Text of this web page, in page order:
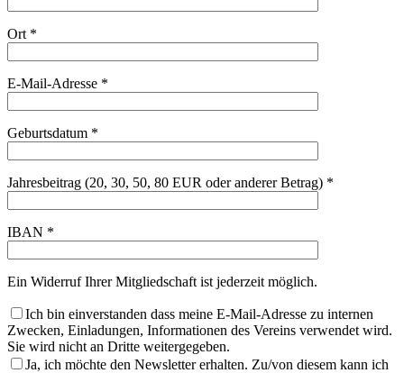
Ort *
E-Mail-Adresse *
Geburtsdatum *
Jahresbeitrag (20, 30, 50, 80 EUR oder anderer Betrag) *
IBAN *
Ein Widerruf Ihrer Mitgliedschaft ist jederzeit möglich.
Ich bin einverstanden dass meine E-Mail-Adresse zu internen
Zwecken, Einladungen, Informationen des Vereins verwendet wird.
Sie wird nicht an Dritte weitergegeben.
Ja, ich möchte den Newsletter erhalten. Zu/von diesem kann ich